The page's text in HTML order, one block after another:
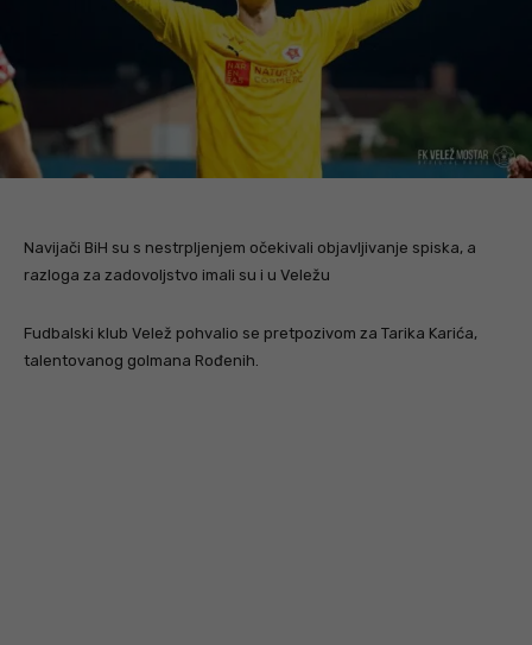
Navijači BiH su s nestrpljenjem očekivali objavljivanje spiska, a
razloga za zadovoljstvo imali su i u Veležu
Fudbalski klub Velež pohvalio se pretpozivom za Tarika Karića,
talentovanog golmana Rođenih.